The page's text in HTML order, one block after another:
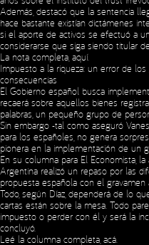
Además, destacó que la sentencia
hace bastante existían dictámenes
si el aporte de activos se efectuó a
considerarse que siga siendo titular
La nota completa, aquí.
Impuesto a la riqueza: un error de
consecuencias
El Gobierno español busca
recaerá sobre aquellos bienes
palabras, un pequeño grupo de
Sin embargo -tal como aseguró
para los españoles, no genera
pionera en la implementación de un
En su columna para El Economista,
Argentina realizó un repaso por las
propuesta española con el gravamen
Todo, según Díaz, dependerá de lo
cartas están sobre la mesa. Todo
impuesto o perder con él y será la
concluyó.
Leé la columna completa, acá
Copyright © 2023